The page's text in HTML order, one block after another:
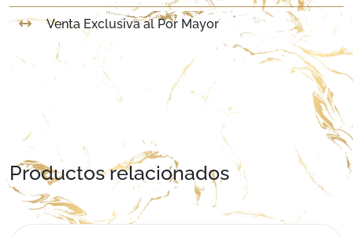
Venta Exclusiva al Por Mayor
Productos relacionados